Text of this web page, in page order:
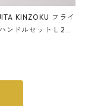
KINZOKU フライ
ンドルセット L 24c
応 鉄フライパン